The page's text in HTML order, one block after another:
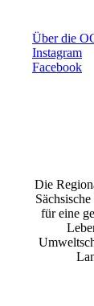
Über die
Instagram
Facebook
Die
für eine